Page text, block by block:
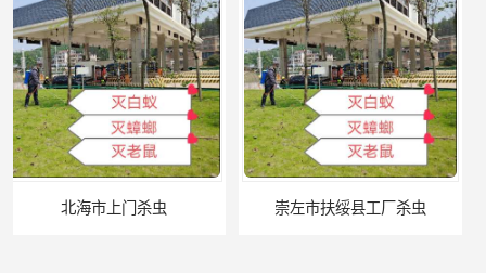
崇左市扶绥县工厂杀虫 河池市游乐园杀虫